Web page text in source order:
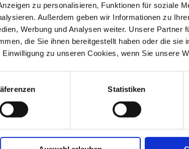
zu personalisieren, Funktionen für soziale
Außerdem geben wir Informationen zu
Werbung und Analysen weiter. Unsere Partner
die Sie ihnen bereitgestellt haben oder die sie
zu unseren Cookies, wenn Sie unsere
Statistiken
spiegeln IT-Systeme immer die
der Organisation wider, in der sie entstehen.
Wenn Fachbereich A und IT-Abteilung B kaum
wird auch das System, das sie gemeinsam
sein.
nicht allein im besseren Projektmanagement,
der Organisation
selbst:
Teams, klare Verantwortlichkeiten, gemeinsame
Systeme, die lebendig bleiben, weil sie von
werden.